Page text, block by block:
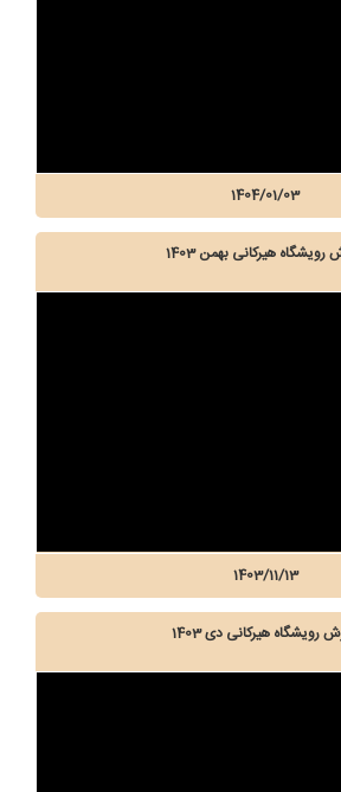
1404/01/03
رویشگاه هیرکانی بهمن 1403
1403/11/13
رویشگاه هیرکانی دی 1403